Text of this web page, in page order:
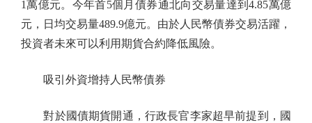
1萬億元。今年首5個月債券通北向交易量達到4.85萬億
元，日均交易量489.9億元。由於人民幣債券交易活躍，
投資者未來可以利用期貨合約降低風險。
吸引外資增持人民幣債券
對於國債期貨開通，行政長官李家超早前提到，國